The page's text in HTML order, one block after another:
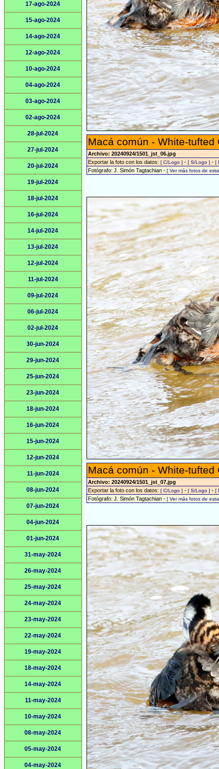
17-ago-2024
15-ago-2024
14-ago-2024
12-ago-2024
10-ago-2024
04-ago-2024
03-ago-2024
02-ago-2024
28-jul-2024
27-jul-2024
20-jul-2024
19-jul-2024
18-jul-2024
16-jul-2024
14-jul-2024
13-jul-2024
12-jul-2024
11-jul-2024
09-jul-2024
06-jul-2024
02-jul-2024
30-jun-2024
29-jun-2024
25-jun-2024
23-jun-2024
18-jun-2024
16-jun-2024
15-jun-2024
12-jun-2024
11-jun-2024
08-jun-2024
07-jun-2024
04-jun-2024
01-jun-2024
31-may-2024
26-may-2024
25-may-2024
24-may-2024
23-may-2024
22-may-2024
19-may-2024
18-may-2024
14-may-2024
11-may-2024
10-may-2024
08-may-2024
05-may-2024
04-may-2024
Macá común - White-
Archivo: 20240924/1501_jst_06.jpg
Exportar la foto con los datos: [ C/Logo ] - [ S/Logo ] - [
Fotógrafo: J. Simón Tagtachian - [ Ver más fotos de
Macá común - White-
Archivo: 20240924/1501_jst_07.jpg
Exportar la foto con los datos: [ C/Logo ] - [ S/Logo ] - [
Fotógrafo: J. Simón Tagtachian - [ Ver más fotos de